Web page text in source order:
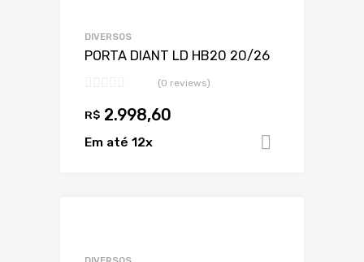
DIVERSOS
PORTA DIANT LD HB20 20/26
(0 reviews)
R$ 2.998,60
Em até 12x